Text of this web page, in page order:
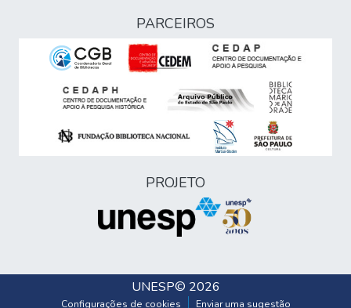
PARCEIROS
PROJETO
UNESP© 2026
Configurações de cookies Enviar uma sugestão